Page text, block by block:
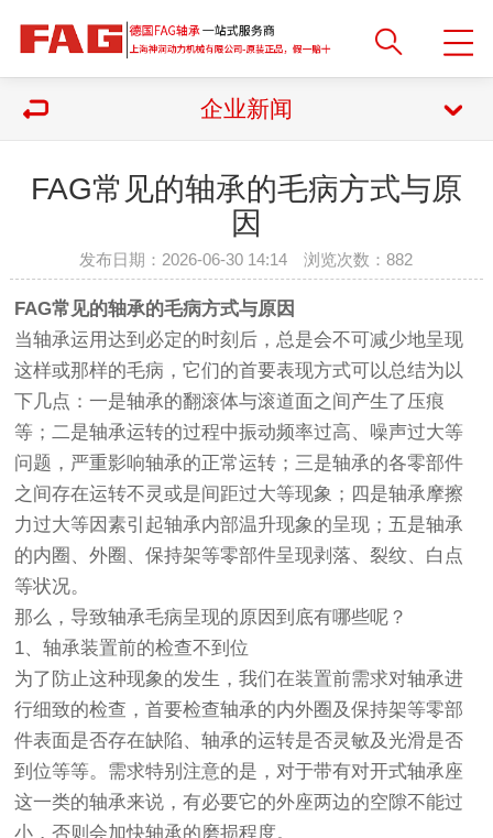
企业新闻
FAG常见的轴承的毛病方式与原
因
发布日期：2026-06-30 14:14 浏览次数：882
FAG常见的轴承的毛病方式与原因
当轴承运用达到必定的时刻后，总是会不可减少地呈现
这样或那样的毛病，它们的首要表现方式可以总结为以
下几点：一是轴承的翻滚体与滚道面之间产生了压痕
等；二是轴承运转的过程中振动频率过高、噪声过大等
问题，严重影响轴承的正常运转；三是轴承的各零部件
之间存在运转不灵或是间距过大等现象；四是轴承摩擦
力过大等因素引起轴承内部温升现象的呈现；五是轴承
的内圈、外圈、保持架等零部件呈现剥落、裂纹、白点
等状况。
那么，导致轴承毛病呈现的原因到底有哪些呢？
1、轴承装置前的检查不到位
为了防止这种现象的发生，我们在装置前需求对轴承进
行细致的检查，首要检查轴承的内外圈及保持架等零部
件表面是否存在缺陷、轴承的运转是否灵敏及光滑是否
到位等等。需求特别注意的是，对于带有对开式轴承座
这一类的轴承来说，有必要它的外座两边的空隙不能过
小，否则会加快轴承的磨损程度。